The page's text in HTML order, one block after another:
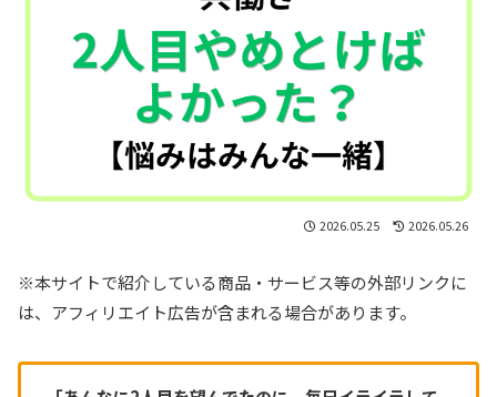
2026.05.25 2026.05.26
※本サイトで紹介している商品・サービス等の外部リンクに
は、アフィリエイト広告が含まれる場合があります。